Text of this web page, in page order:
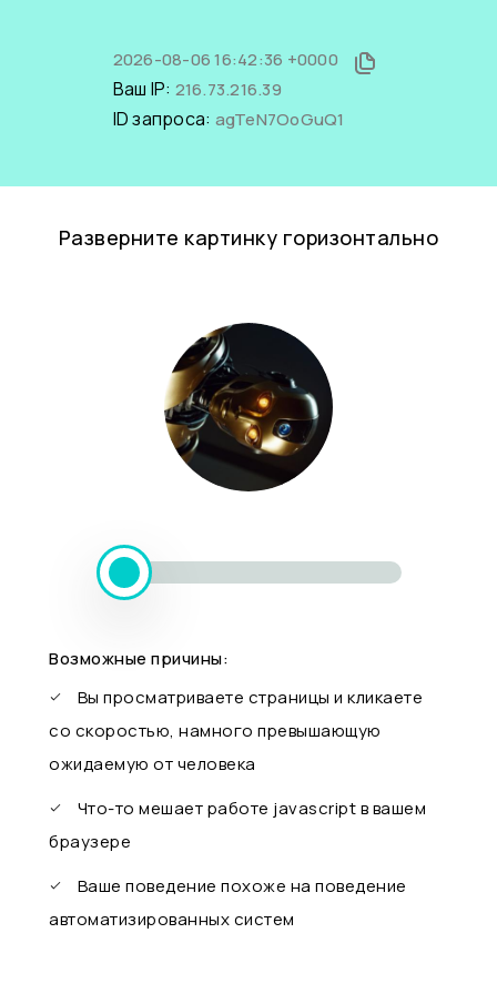
2026-08-06 16:42:36 +0000
Ваш IP: 216.73.216.39
ID запроса: agTeN7OoGuQ1
Разверните картинку горизонтально
Возможные причины:
Вы просматриваете страницы и кликаете
со скоростью, намного превышающую
ожидаемую от человека
Что-то мешает работе javascript в вашем
браузере
Ваше поведение похоже на поведение
автоматизированных систем